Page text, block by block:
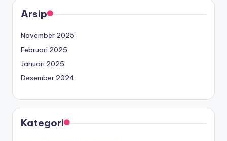
Arsip
November 2025
Februari 2025
Januari 2025
Desember 2024
Kategori